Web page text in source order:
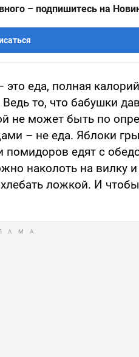
– подпишитесь на
еда, полная
то, что бабушки
не может быть по
– не еда. Яблоки
помидоров едят с
наколоть на вилку
ложкой. И